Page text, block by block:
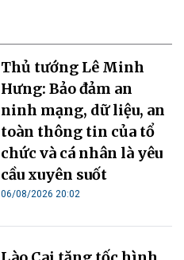
Thủ tướng Lê Minh
Hưng: Bảo đảm an
ninh mạng, dữ liệu, an
toàn thông tin của tổ
chức và cá nhân là yêu
cầu xuyên suốt
06/08/2026 20:02